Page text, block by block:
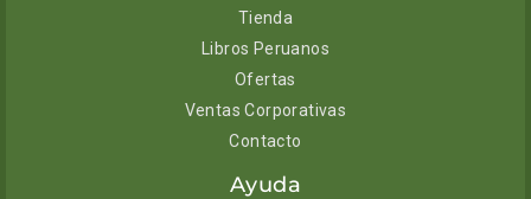
Tienda
Libros Peruanos
Ofertas
Ventas Corporativas
Contacto
Ayuda